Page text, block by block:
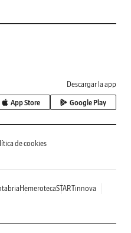
Descargar la app
App Store Google Play
de cookies
HemerotecaSTARTinnova